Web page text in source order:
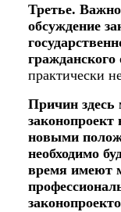
Третье.
обсуждение
гражданского
практически
Причин здесь
законопроект
новыми
необходимо
время имеют